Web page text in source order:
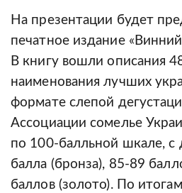
На презентации будет
печатное издание
В книгу вошли описания
наименования лучших
формате слепой
Ассоциации сомелье
по 100-балльной шкале, с
балла (бронза), 85-89
баллов (золото). По